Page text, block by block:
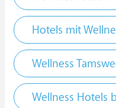
Hotels mit
Wellness
Wellness Hotels